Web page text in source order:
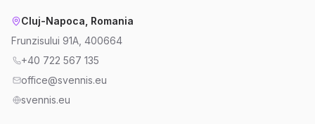
Cluj-Napoca, Romania
Frunzisului 91A, 400664
+40 722 567 135
office@svennis.eu
svennis.eu